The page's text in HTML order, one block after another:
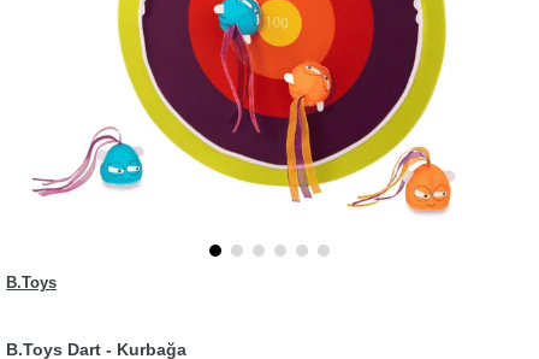
B.Toys
B.Toys Dart - Kurbağa